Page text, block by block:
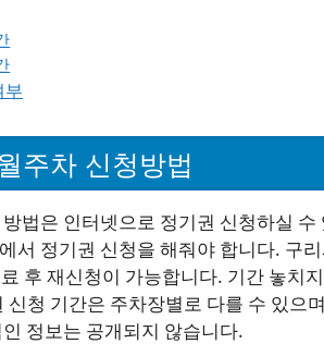
부
주차 신청방법
법은 인터넷으로 정기권 신청하실
서 정기권 신청을 해줘야 합니다. 구
후 재신청이 가능합니다. 기간 놓치
청 기간은 주차장별로 다를 수 있으
정보는 공개되지 않습니다.